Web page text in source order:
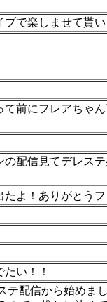
で楽しませて貰
前にフレアちゃ
配信見てデレス
よ！ありがとうフ
い！！
配信から始めま